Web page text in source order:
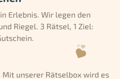
Erlebnis. Wir legen den
Riegel. 3 Rätsel, 1 Ziel:
Mit unserer Rätselbox wird es